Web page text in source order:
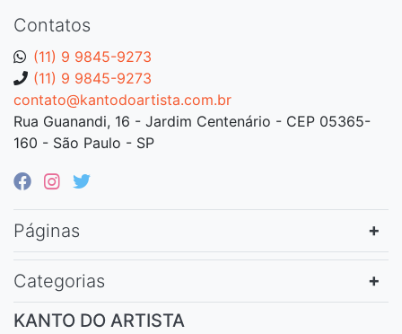
Contatos
(11) 9 9845-9273
(11) 9 9845-9273
contato@kantodoartista.com.br
Rua Guanandi, 16 - Jardim Centenário - CEP 05365-
160 - São Paulo - SP
Páginas
Categorias
KANTO DO ARTISTA